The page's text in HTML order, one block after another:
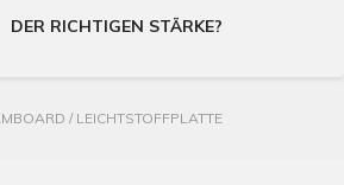
DER RICHTIGEN STÄRKE?
/ LEICHTSTOFFPLATTE